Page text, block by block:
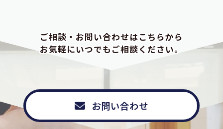
ご相談・お問い合わせはこちらから
お気軽にいつでもご相談ください。
お問い合わせ